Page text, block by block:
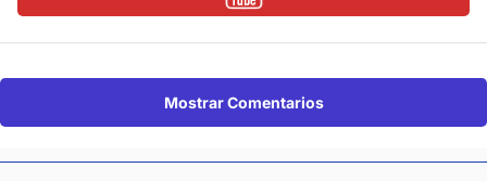
Mostrar Comentarios